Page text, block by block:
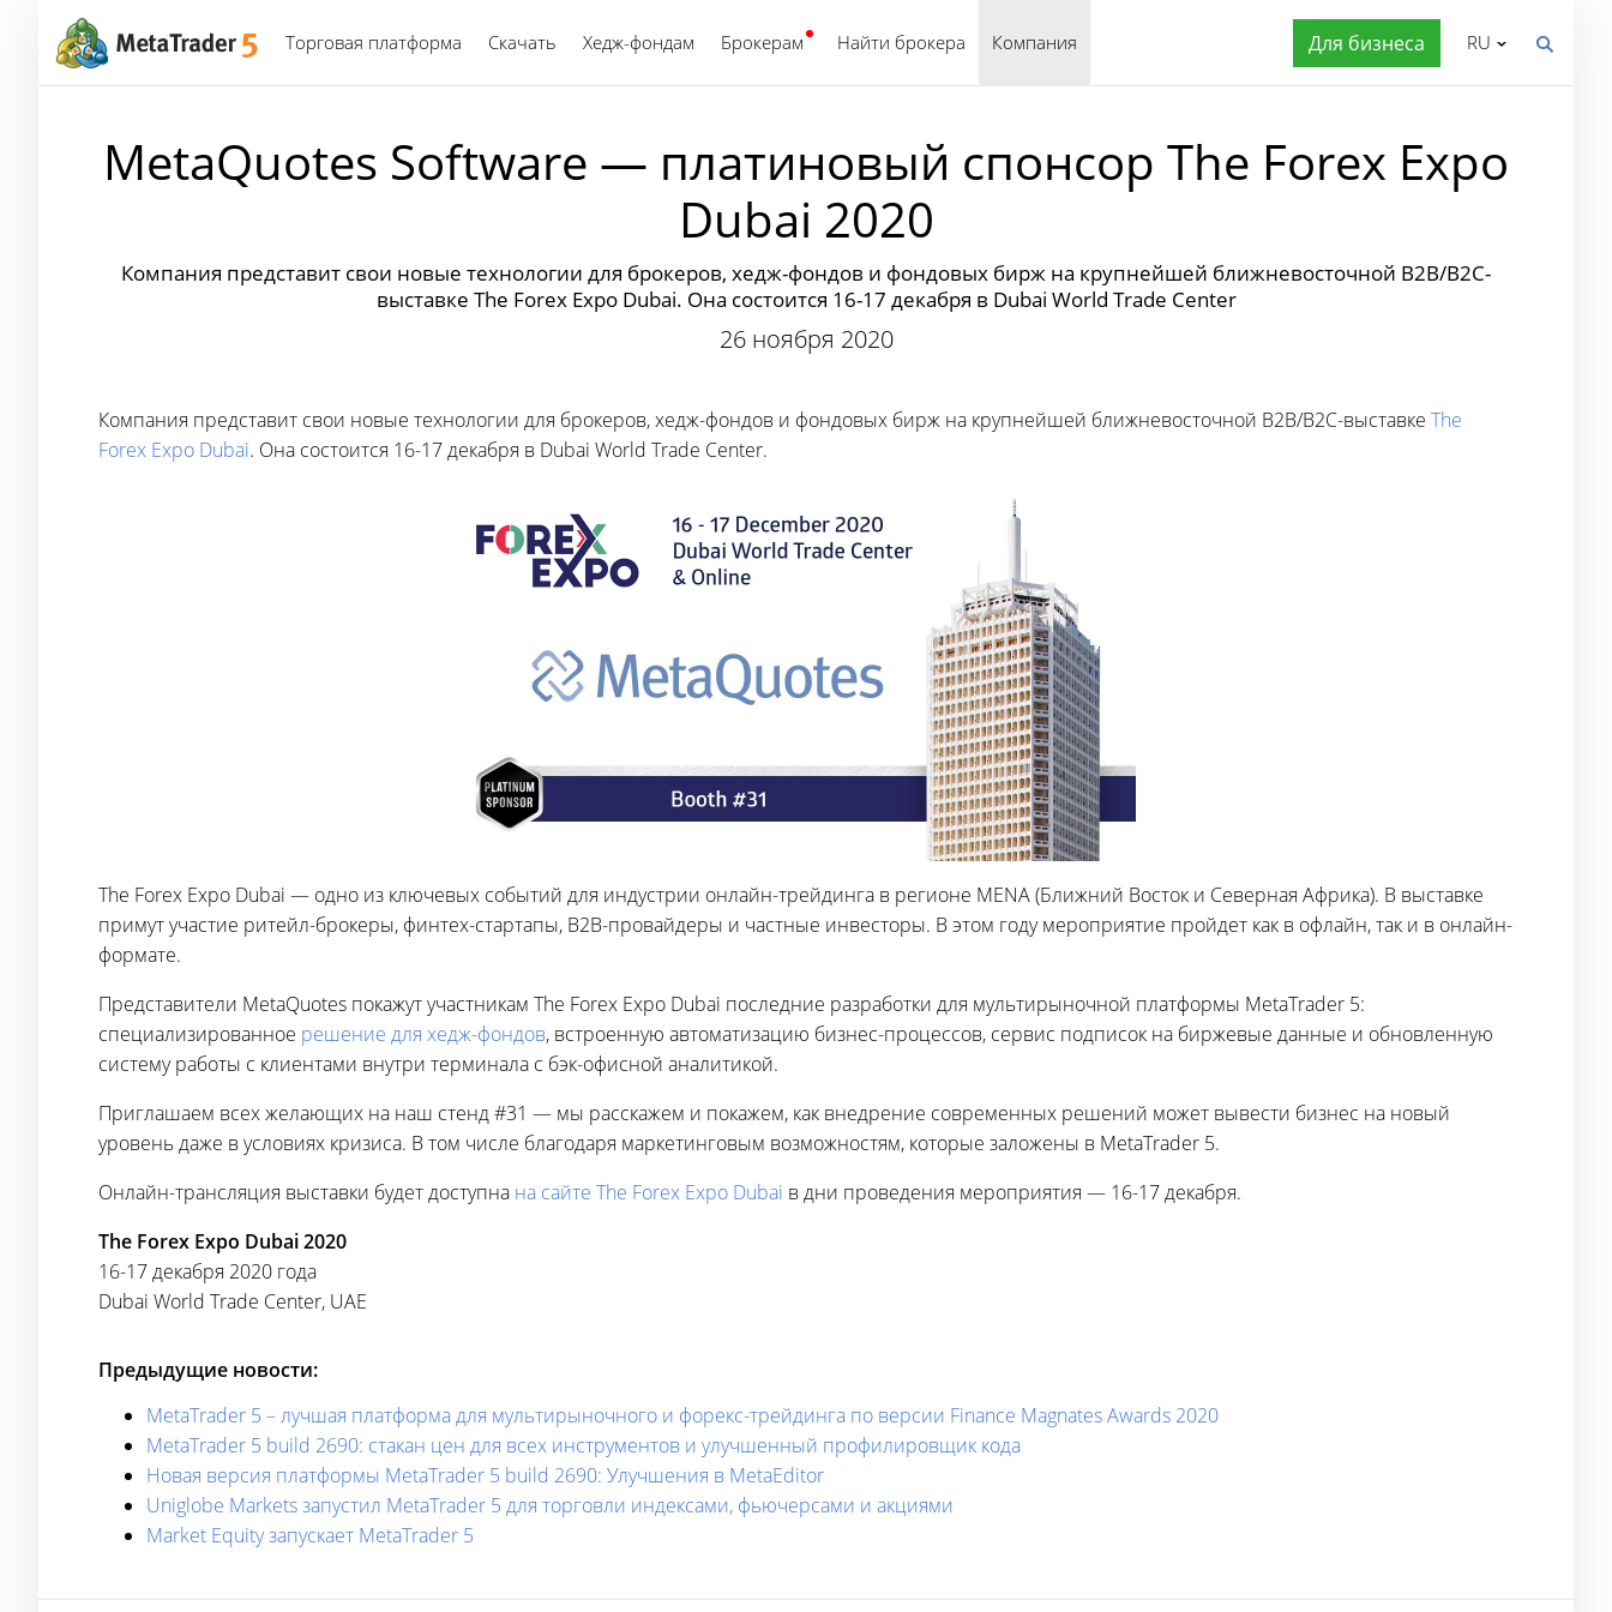
Торговая платформа Скачать Хедж-фондам Брокерам Найти брокера Компания Для бизнеса
Русский RU
MetaQuotes Software — платиновый спонсор The Forex Expo
Dubai 2020
Компания представит свои новые технологии для брокеров, хедж-фондов и фондовых бирж на крупнейшей ближневосточной B2B/B2C-
выставке The Forex Expo Dubai. Она состоится 16-17 декабря в Dubai World Trade Center
26 ноября 2020
Компания представит свои новые технологии для брокеров, хедж-фондов и фондовых бирж на крупнейшей ближневосточной B2B/B2C-выставке The
Forex Expo Dubai. Она состоится 16-17 декабря в Dubai World Trade Center.
The Forex Expo Dubai — одно из ключевых событий для индустрии онлайн-трейдинга в регионе MENA (Ближний Восток и Северная Африка). В выставке
примут участие ритейл-брокеры, финтех-стартапы, B2B-провайдеры и частные инвесторы. В этом году мероприятие пройдет как в офлайн, так и в онлайн-
формате.
Представители MetaQuotes покажут участникам The Forex Expo Dubai последние разработки для мультирыночной платформы MetaTrader 5:
специализированное решение для хедж-фондов, встроенную автоматизацию бизнес-процессов, сервис подписок на биржевые данные и обновленную
систему работы с клиентами внутри терминала с бэк-офисной аналитикой.
Приглашаем всех желающих на наш стенд #31 — мы расскажем и покажем, как внедрение современных решений может вывести бизнес на новый
уровень даже в условиях кризиса. В том числе благодаря маркетинговым возможностям, которые заложены в MetaTrader 5.
Онлайн-трансляция выставки будет доступна на сайте The Forex Expo Dubai в дни проведения мероприятия — 16-17 декабря.
The Forex Expo Dubai 2020
16-17 декабря 2020 года
Dubai World Trade Center, UAE
Предыдущие новости:
MetaTrader 5 – лучшая платформа для мультирыночного и форекс-трейдинга по версии Finance Magnates Awards 2020
MetaTrader 5 build 2690: cтакан цен для всех инструментов и улучшенный профилировщик кода
Новая версия платформы MetaTrader 5 build 2690: Улучшения в MetaEditor
Uniglobe Markets запустил MetaTrader 5 для торговли индексами, фьючерсами и акциями
Market Equity запускает MetaTrader 5